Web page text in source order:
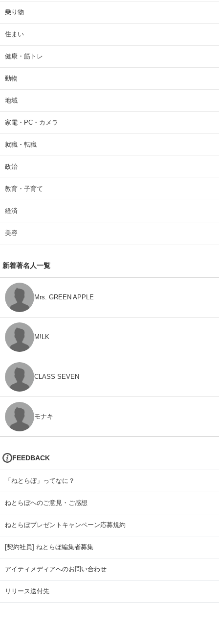
乗り物
住まい
健康・筋トレ
動物
地域
家電・PC・カメラ
就職・転職
政治
教育・子育て
経済
美容
新着著名人一覧
Mrs. GREEN APPLE
M!LK
CLASS SEVEN
モナキ
FEEDBACK
「ねとらぼ」ってなに？
ねとらぼへのご意見・ご感想
ねとらぼプレゼントキャンペーン応募規約
[契約社員] ねとらぼ編集者募集
アイティメディアへのお問い合わせ
リリース送付先